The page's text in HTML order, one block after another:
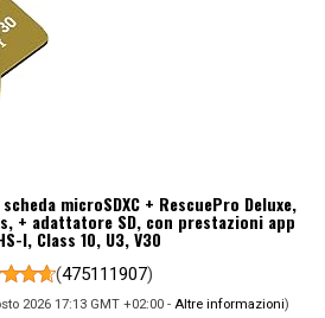
microSDXC + RescuePro Deluxe,
+ adattatore SD, con prestazioni app
I, Class 10, U3, V30
(475111907)
2026 17:13 GMT +02:00 - Altre informazioni)